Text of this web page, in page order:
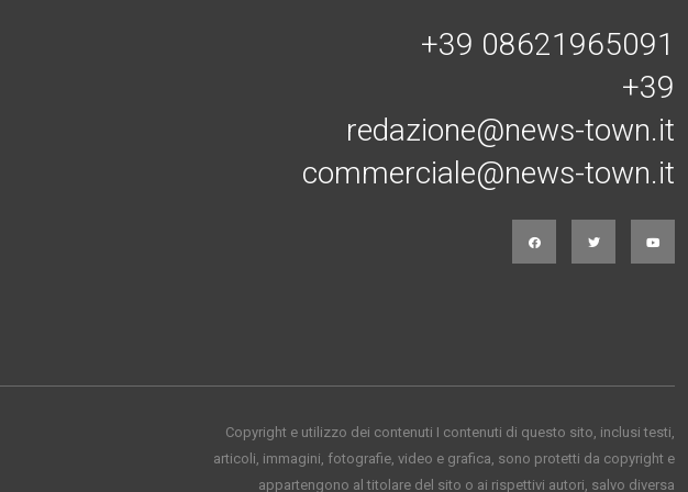
+39 08621965091
+39
redazione@news-town.it
commerciale@news-town.it
Copyright e utilizzo dei contenuti I contenuti di questo sito, inclusi testi,
articoli, immagini, fotografie, video e grafica, sono protetti da copyright e
appartengono al titolare del sito o ai rispettivi autori, salvo diversa